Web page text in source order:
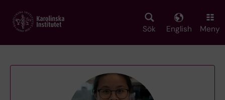
main
Sök English Meny